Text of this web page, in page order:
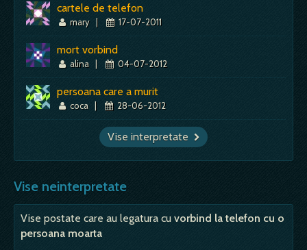
cartele de telefon
mary | 17-07-2011
mort vorbind
alina | 04-07-2012
persoana care a murit
coca | 28-06-2012
Vise interpretate
Vise neinterpretate
Vise postate care au legatura cu vorbind la telefon cu o
persoana moarta